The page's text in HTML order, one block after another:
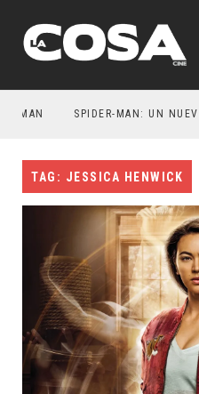
SPIDER-MAN: UN NUEVO
TAG: JESSICA HENWICK